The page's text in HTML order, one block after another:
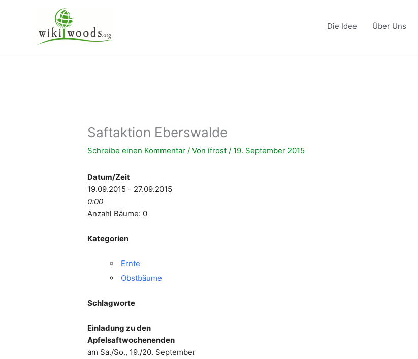
Die Idee Über Uns
Saftaktion Eberswalde
Schreibe einen Kommentar / Von ifrost/ 19. September 2015
Datum/Zeit
19.09.2015 - 27.09.2015
0:00
Anzahl Bäume: 0
Kategorien
Ernte
Obstbäume
Schlagworte
Einladung zu den
Apfelsaftwochenenden
am Sa./So., 19./20. September